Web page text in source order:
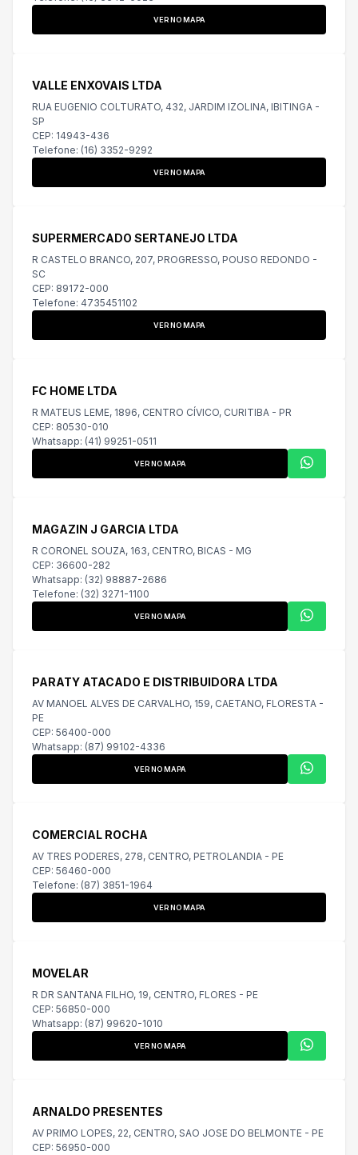
VER NO MAPA
VALLE ENXOVAIS LTDA
RUA EUGENIO COLTURATO, 432, JARDIM IZOLINA, IBITINGA -
SP
CEP: 14943-436
Telefone: (16) 3352-9292
VER NO MAPA
SUPERMERCADO SERTANEJO LTDA
R CASTELO BRANCO, 207, PROGRESSO, POUSO REDONDO -
SC
CEP: 89172-000
Telefone: 4735451102
VER NO MAPA
FC HOME LTDA
R MATEUS LEME, 1896, CENTRO CÍVICO, CURITIBA - PR
CEP: 80530-010
Whatsapp: (41) 99251-0511
VER NO MAPA
MAGAZIN J GARCIA LTDA
R CORONEL SOUZA, 163, CENTRO, BICAS - MG
CEP: 36600-282
Whatsapp: (32) 98887-2686
Telefone: (32) 3271-1100
VER NO MAPA
PARATY ATACADO E DISTRIBUIDORA LTDA
AV MANOEL ALVES DE CARVALHO, 159, CAETANO, FLORESTA -
PE
CEP: 56400-000
Whatsapp: (87) 99102-4336
VER NO MAPA
COMERCIAL ROCHA
AV TRES PODERES, 278, CENTRO, PETROLANDIA - PE
CEP: 56460-000
Telefone: (87) 3851-1964
VER NO MAPA
MOVELAR
R DR SANTANA FILHO, 19, CENTRO, FLORES - PE
CEP: 56850-000
Whatsapp: (87) 99620-1010
VER NO MAPA
ARNALDO PRESENTES
AV PRIMO LOPES, 22, CENTRO, SAO JOSE DO BELMONTE - PE
CEP: 56950-000